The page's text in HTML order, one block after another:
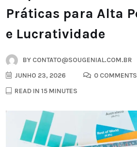
Práticas para Alta
e Lucratividade
BY CONTATO@SOUGENIAL.COM.BR
JUNHO 23, 2026
0 COMMENTS
READ IN 15 MINUTES